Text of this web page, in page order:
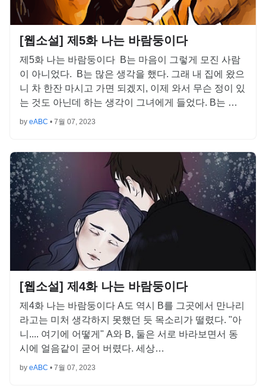
[웹소설] 제5화 나는 바람둥이다
제5화 나는 바람둥이다 B는 마음이 그렇게 모진 사람
이 아니었다. B는 많은 생각을 했다. 그래 내 집에 왔으
니 차 한잔 마시고 가면 되겠지, 이제 와서 무슨 정이 있
는 것도 아닌데 하는 생각이 그녀에게 들었다. B는 …
by eABC • 7월 07, 2023
[웹소설] 제4화 나는 바람둥이다
제4화 나는 바람둥이다 A도 역시 B를 그곳에서 만나리
라고는 미처 생각하지 못했던 듯 목소리가 떨렸다. "아
니.... 여기에 어떻게" A와 B, 둘은 서로 바라보면서 동
시에 얼음같이 굳어 버렸다. 세상…
by eABC • 7월 07, 2023